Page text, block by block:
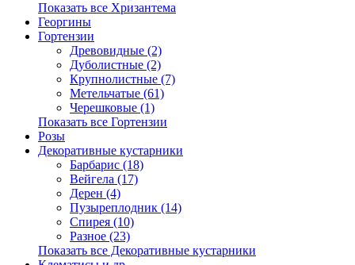
Показать все Хризантема
Георгины
Гортензии
Древовидные (2)
Дуболистные (2)
Крупнолистные (7)
Метельчатые (61)
Черешковые (1)
Показать все Гортензии
Розы
Декоративные кустарники
Барбарис (18)
Вейгела (17)
Дерен (4)
Пузыреплодник (14)
Спирея (10)
Разное (23)
Показать все Декоративные кустарники